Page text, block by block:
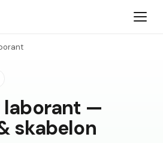
laborant —
skabelon